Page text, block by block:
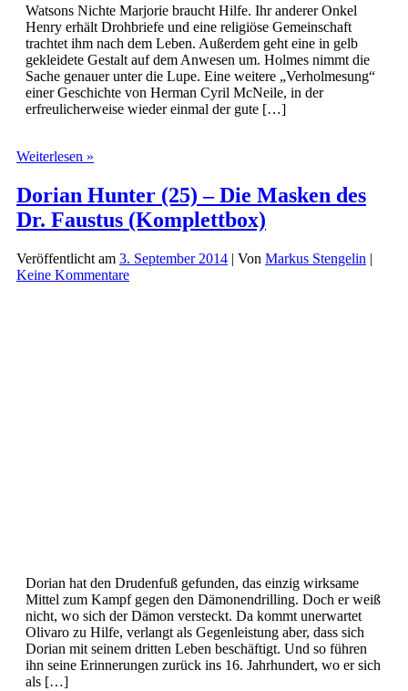
Watsons Nichte Marjorie braucht Hilfe. Ihr anderer Onkel
Henry erhält Drohbriefe und eine religiöse Gemeinschaft
trachtet ihm nach dem Leben. Außerdem geht eine in gelb
gekleidete Gestalt auf dem Anwesen um. Holmes nimmt die
Sache genauer unter die Lupe. Eine weitere „Verholmesung“
einer Geschichte von Herman Cyril McNeile, in der
erfreulicherweise wieder einmal der gute […]
Weiterlesen »
(46)
–
Der
in
Gelb
Dorian Hunter (25) – Die Masken des
Dr. Faustus (Komplettbox)
Veröffentlicht am 3. September 2014 | Von Markus Stengelin |
Keine Kommentare
Dorian hat den Drudenfuß gefunden, das einzig wirksame
Mittel zum Kampf gegen den Dämonendrilling. Doch er weiß
nicht, wo sich der Dämon versteckt. Da kommt unerwartet
Olivaro zu Hilfe, verlangt als Gegenleistung aber, dass sich
Dorian mit seinem dritten Leben beschäftigt. Und so führen
ihn seine Erinnerungen zurück ins 16. Jahrhundert, wo er sich
als […]